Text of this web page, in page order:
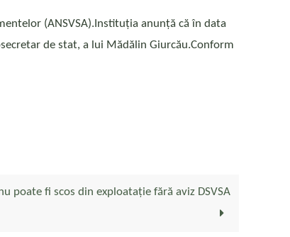
(ANSVSA).Instituția anunță că în data
de stat, a lui Mădălin Giurcău.Conform
poate fi scos din exploatație fără aviz DSVSA